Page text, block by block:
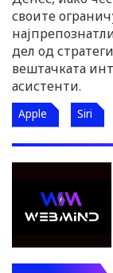
своите
дел од
вештачката
асистенти.
Apple Siri